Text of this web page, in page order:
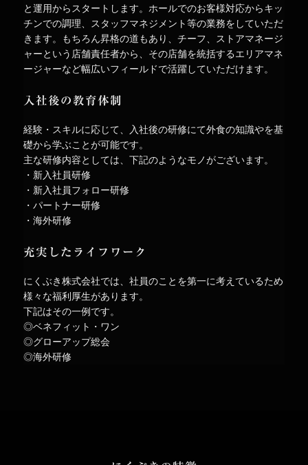
と運用からスタートします。ホールでのお客様対応からキッ
チンでの調理、スタッフマネジメント等の業務をしていただ
きます。もちろん昇格の道もあり、チーフ、ストアマネージ
ャーという店舗責任者から、その店舗を統括するエリアマネ
ージャーなど幅広いフィールドで活躍していただけます。
入社後の教育体制
経験・スキルに応じて、入社後の研修にて外食の知識やを基
礎から学ぶことが可能です。
主な研修内容としては、下記のようなモノがございます。
・新入社員研修
・新入社員フォロー研修
・パートナー研修
・海外研修
充実したライフワーク
にくぶき株式会社では、社員のことを第一に考えているため
様々な福利厚生があります。
下記はその一例です。
◎ベネフィット・ワン
◎グローアップ総会
◎海外研修